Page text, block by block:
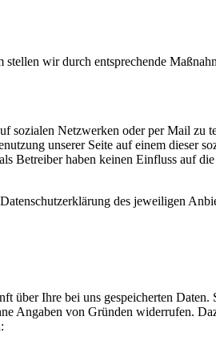
wir durch entsprechende
Netzwerken oder per Mail zu
unserer Seite auf einem dieser
haben keinen Einfluss auf
des jeweiligen
über Ihre bei uns gespeicherten
Angaben von Gründen widerrufen.